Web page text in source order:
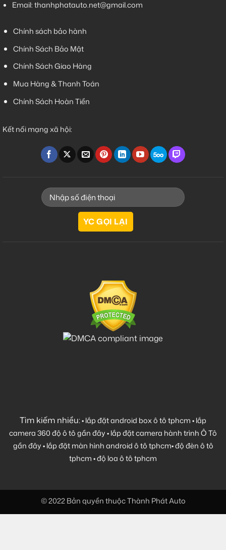
Email:thanhphatauto.net@gmail.com
Chính sách bảo hành
Chính Sách Bảo Mật
Chính Sách Giao Hàng
Mua Hàng & Thanh Toán
Chính Sách Hoàn Tiền
Kết nối mạng xã hội:
Tìm kiếm nhiều:•lắp đặt android box ô tô tphcm•lắp
camera 360 độ ô tô gần đây•lắp đặt camera hành trình Ô Tô
gần đây•lắp đặt màn hình android ô tô tphcm•độ đèn ô tô
tphcm•độ loa ô tô tphcm
© 2022 Bản quyền thuộc Thành Phát Auto